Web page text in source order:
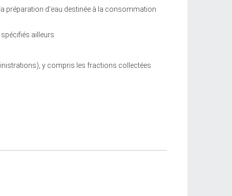
préparation d'eau destinée à la consommation
ailleurs
y compris les fractions collectées